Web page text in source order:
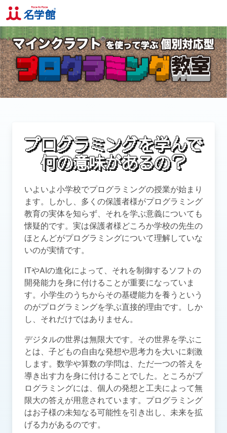
プログラミングを学んで
何の意味があるの？
いよいよ小学校でプログラミングの授業が始まり
ます。しかし、多くの保護者様がプログラミング
教育の実体を知らず、それを学ぶ意義についても
懐疑的です。実は保護者様どころか学校の先生の
ほとんどがプログラミングについて理解していな
いのが実情です。
ITやAIの進化によって、それを制御するソフトの
開発能力を身に付けることが重要になっていま
す。小学生のうちからその基礎能力を養うという
のがプログラミングを学ぶ直接的理由です。しか
し、それだけではありません。
デジタルの世界は無限大です。その世界を学ぶこ
とは、子どもの自由な発想や思考力を大いに刺激
します。数学や算数の学問は、ただ一つの答えを
導き出す力を身に付けることでした。ところがプ
ログラミングには、個人の発想と工夫によって無
限大の答えが用意されています。プログラミング
はお子様の未知なる可能性を引き出し、未来を拡
げる力があるのです。